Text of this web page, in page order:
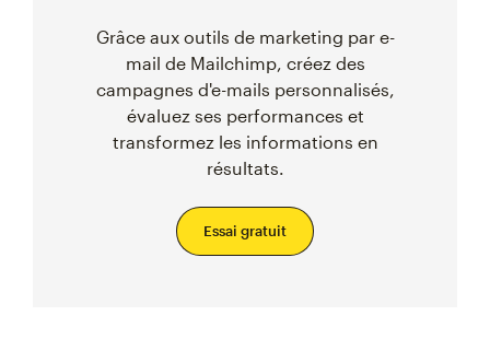
Grâce aux outils de marketing par e-
mail de Mailchimp, créez des
campagnes d'e-mails personnalisés,
évaluez ses performances et
transformez les informations en
résultats.
Essai gratuit